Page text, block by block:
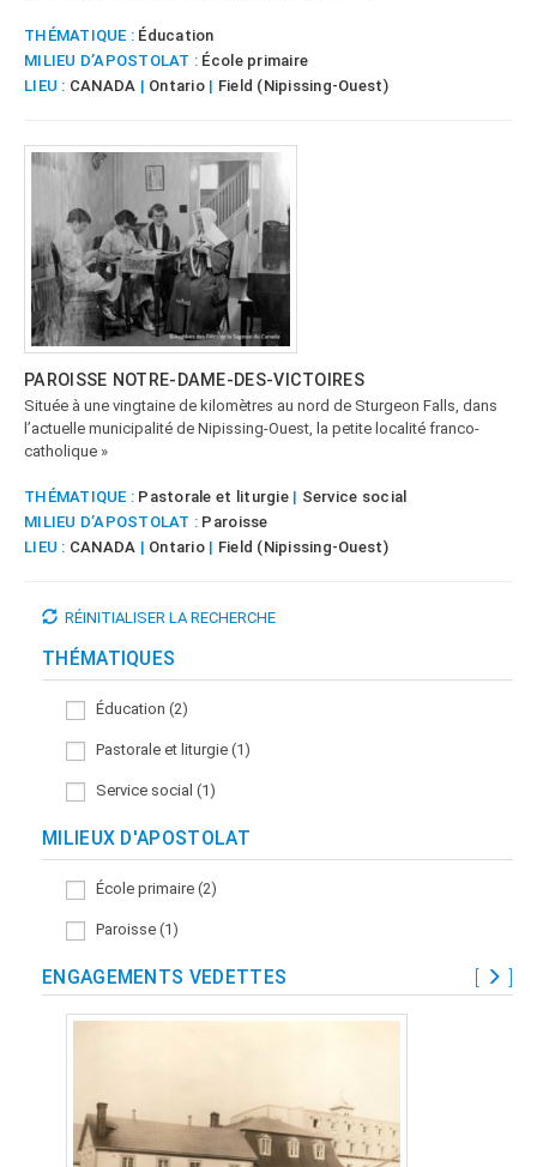
THÉMATIQUE : Éducation
MILIEU D’APOSTOLAT : École primaire
LIEU : CANADA | Ontario | Field (Nipissing-Ouest)
PAROISSE NOTRE-DAME-DES-VICTOIRES
Située à une vingtaine de kilomètres au nord de Sturgeon Falls, dans
l’actuelle municipalité de Nipissing-Ouest, la petite localité franco-
catholique »
THÉMATIQUE : Pastorale et liturgie| Service social
MILIEU D’APOSTOLAT : Paroisse
LIEU : CANADA | Ontario | Field (Nipissing-Ouest)
RÉINITIALISER LA RECHERCHE
THÉMATIQUES
Éducation (2)
Pastorale et liturgie (1)
Service social (1)
MILIEUX D'APOSTOLAT
École primaire (2)
Paroisse (1)
ENGAGEMENTS VEDETTES